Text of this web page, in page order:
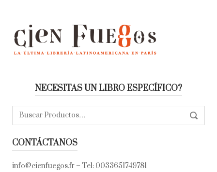
NECESITAS UN LIBRO ESPECÍFICO?
Buscar:
CONTÁCTANOS
info@cienfuegos.fr – Tel: 0033651749781